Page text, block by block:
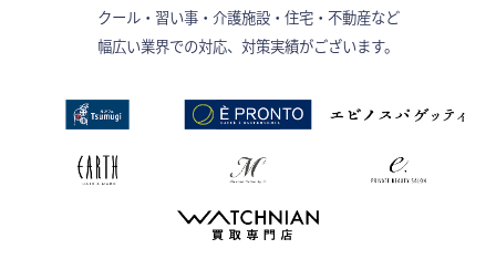
クール・習い事・介護施設・住宅・不動産など
幅広い業界での対応、対策実績がございます。